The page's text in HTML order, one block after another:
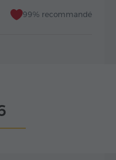
99% recommandé